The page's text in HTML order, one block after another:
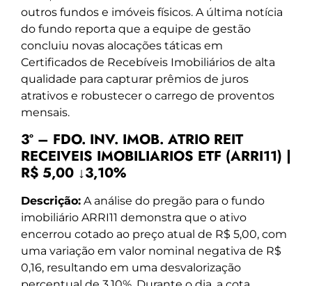
outros fundos e imóveis físicos. A última notícia
do fundo reporta que a equipe de gestão
concluiu novas alocações táticas em
Certificados de Recebíveis Imobiliários de alta
qualidade para capturar prêmios de juros
atrativos e robustecer o carrego de proventos
mensais.
3º – FDO. INV. IMOB. ATRIO REIT
RECEIVEIS IMOBILIARIOS ETF (ARRI11) |
R$ 5,00 ↓3,10%
Descrição: A análise do pregão para o fundo
imobiliário ARRI11 demonstra que o ativo
encerrou cotado ao preço atual de R$ 5,00, com
uma variação em valor nominal negativa de R$
0,16, resultando em uma desvalorização